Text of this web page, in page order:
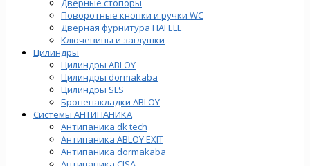
Поворотные кнопки и ручки WC
Дверная фурнитура HAFELE
Ключевины и заглушки
Цилиндры
Цилиндры ABLOY
Цилиндры dormakaba
Цилиндры SLS
Броненакладки ABLOY
Системы АНТИПАНИКА
Антипаника dk tech
Антипаника ABLOY EXIT
Антипаника dormakaba